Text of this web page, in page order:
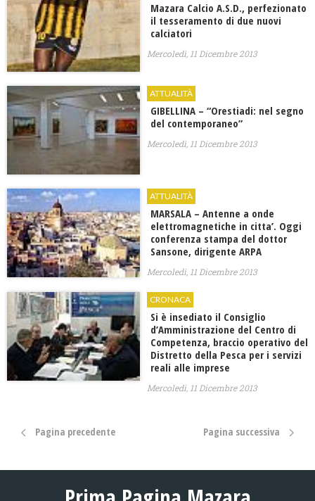
Mazara Calcio A.S.D., perfezionato
il tesseramento di due nuovi
calciatori
Mercoledì, 11 Dicembre 2013
ATTUALITÀ
GIBELLINA – “Orestiadi: nel segno
del contemporaneo”
Mercoledì, 11 Dicembre 2013
ATTUALITÀ
MARSALA – Antenne a onde
elettromagnetiche in citta’. Oggi
conferenza stampa del dottor
Sansone, dirigente ARPA
Mercoledì, 11 Dicembre 2013
CRONACA
Si è insediato il Consiglio
d’Amministrazione del Centro di
Competenza, braccio operativo del
Distretto della Pesca per i servizi
reali alle imprese
Mercoledì, 11 Dicembre 2013
Pagina precedente Pagina successiva